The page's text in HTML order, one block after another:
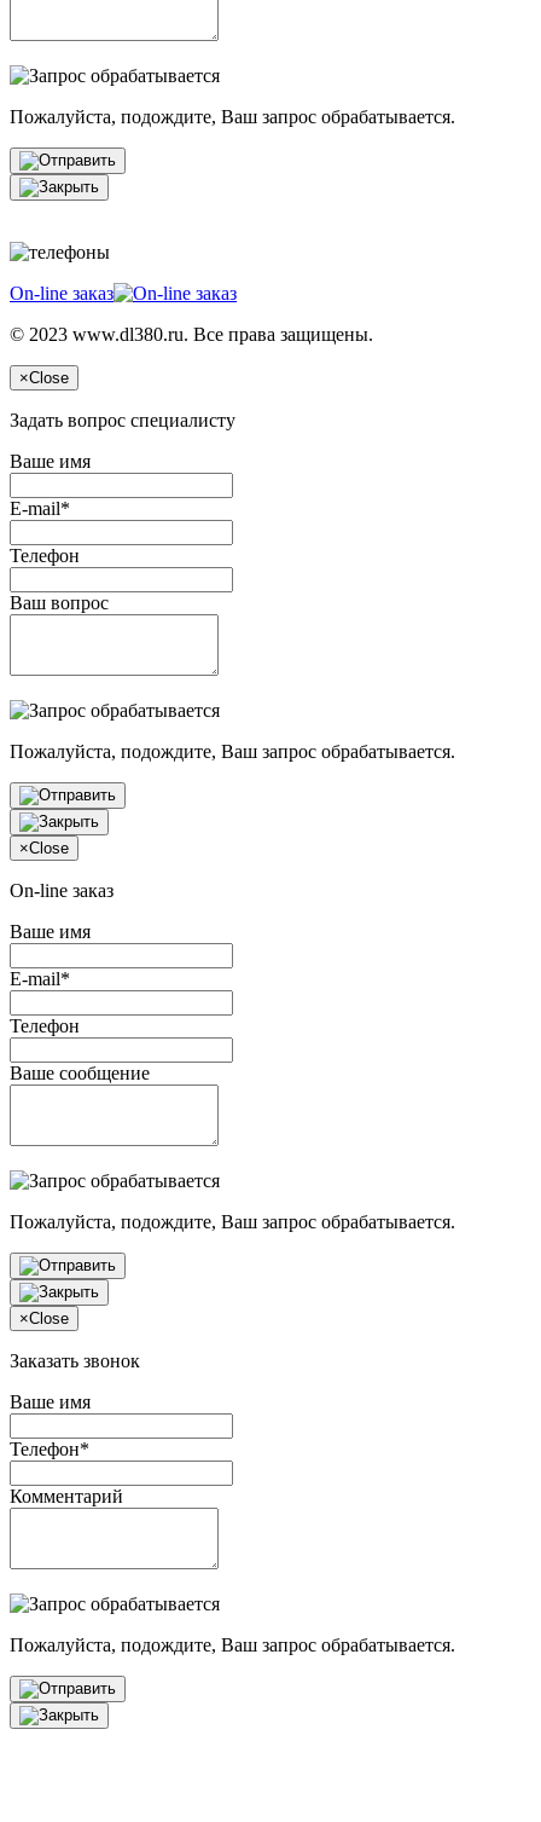
Пожалуйста, подождите, Ваш запрос обрабатывается.
On-line заказ
© 2023 www.dl380.ru. Все права защищены.
×Close
Задать вопрос специалисту
Ваше имя
E-mail*
Телефон
Ваш вопрос
Пожалуйста, подождите, Ваш запрос обрабатывается.
×Close
On-line заказ
Ваше имя
E-mail*
Телефон
Ваше сообщение
Пожалуйста, подождите, Ваш запрос обрабатывается.
×Close
Заказать звонок
Ваше имя
Телефон*
Комментарий
Пожалуйста, подождите, Ваш запрос обрабатывается.